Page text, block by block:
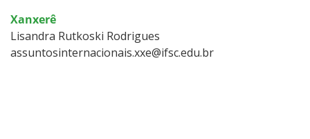
Xanxerê
Lisandra Rutkoski Rodrigues
assuntosinternacionais.xxe@ifsc.edu.br